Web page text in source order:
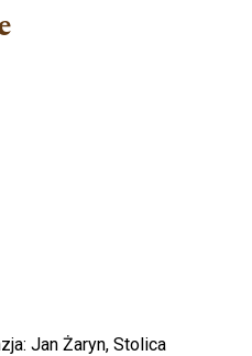
Jan Żaryn, Stolica